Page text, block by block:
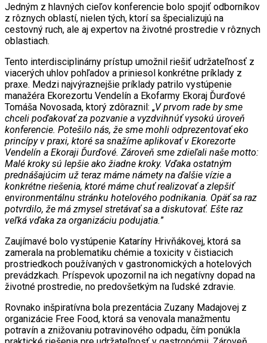
Jedným z hlavných cieľov konferencie bolo spojiť odborníkov
z rôznych oblastí, nielen tých, ktorí sa špecializujú na
cestovný ruch, ale aj expertov na životné prostredie v rôznych
oblastiach.
Tento interdisciplinárny prístup umožnil riešiť udržateľnosť z
viacerých uhlov pohľadov a priniesol konkrétne príklady z
praxe. Medzi najvýraznejšie príklady patrilo vystúpenie
manažéra Ekorezortu Vendelín a Ekofarmy Ekoraj Ďurďové
Tomáša Novosada, ktorý zdôraznil: „V prvom rade by sme
chceli poďakovať za pozvanie a vyzdvihnúť vysokú úroveň
konferencie. Potešilo nás, že sme mohli odprezentovať eko
princípy v praxi, ktoré sa snažíme aplikovať v Ekorezorte
Vendelín a Ekoraji Ďurďové. Zároveň sme zdieľali naše motto:
Malé kroky sú lepšie ako žiadne kroky. Vďaka ostatným
prednášajúcim už teraz máme námety na ďalšie vízie a
konkrétne riešenia, ktoré máme chuť realizovať a zlepšiť
environmentálnu stránku hotelového podnikania. Opäť sa raz
potvrdilo, že má zmysel stretávať sa a diskutovať. Ešte raz
veľká vďaka za organizáciu podujatia.”
Zaujímavé bolo vystúpenie Kataríny Hrivňákovej, ktorá sa
zamerala na problematiku chémie a toxicity v čistiacich
prostriedkoch používaných v gastronomických a hotelových
prevádzkach. Príspevok upozornil na ich negatívny dopad na
životné prostredie, no predovšetkým na ľudské zdravie.
Rovnako inšpiratívna bola prezentácia Zuzany Madajovej z
organizácie Free Food, ktorá sa venovala manažmentu
potravín a znižovaniu potravinového odpadu, čím ponúkla